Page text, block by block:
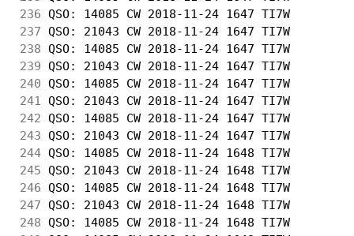
236 QSO: 14085 CW 2018-11-24 1647 TI7W
237 QSO: 21043 CW 2018-11-24 1647 TI7W
238 QSO: 14085 CW 2018-11-24 1647 TI7W
239 QSO: 21043 CW 2018-11-24 1647 TI7W
240 QSO: 14085 CW 2018-11-24 1647 TI7W
241
QSO: 21043 CW 2018-11-24 1647 TI7W
242 QSO: 14085 CW 2018-11-24 1647 TI7W
243 QSO: 21043 CW 2018-11-24 1647 TI7W
244 QSO: 14085 CW 2018-11-24 1648 TI7W
245 QSO: 21043 CW 2018-11-24 1648 TI7W
246 QSO: 14085 CW 2018-11-24 1648 TI7W
247 QSO: 21043 CW 2018-11-24 1648 TI7W
248 QSO: 14085 CW 2018-11-24 1648 TI7W